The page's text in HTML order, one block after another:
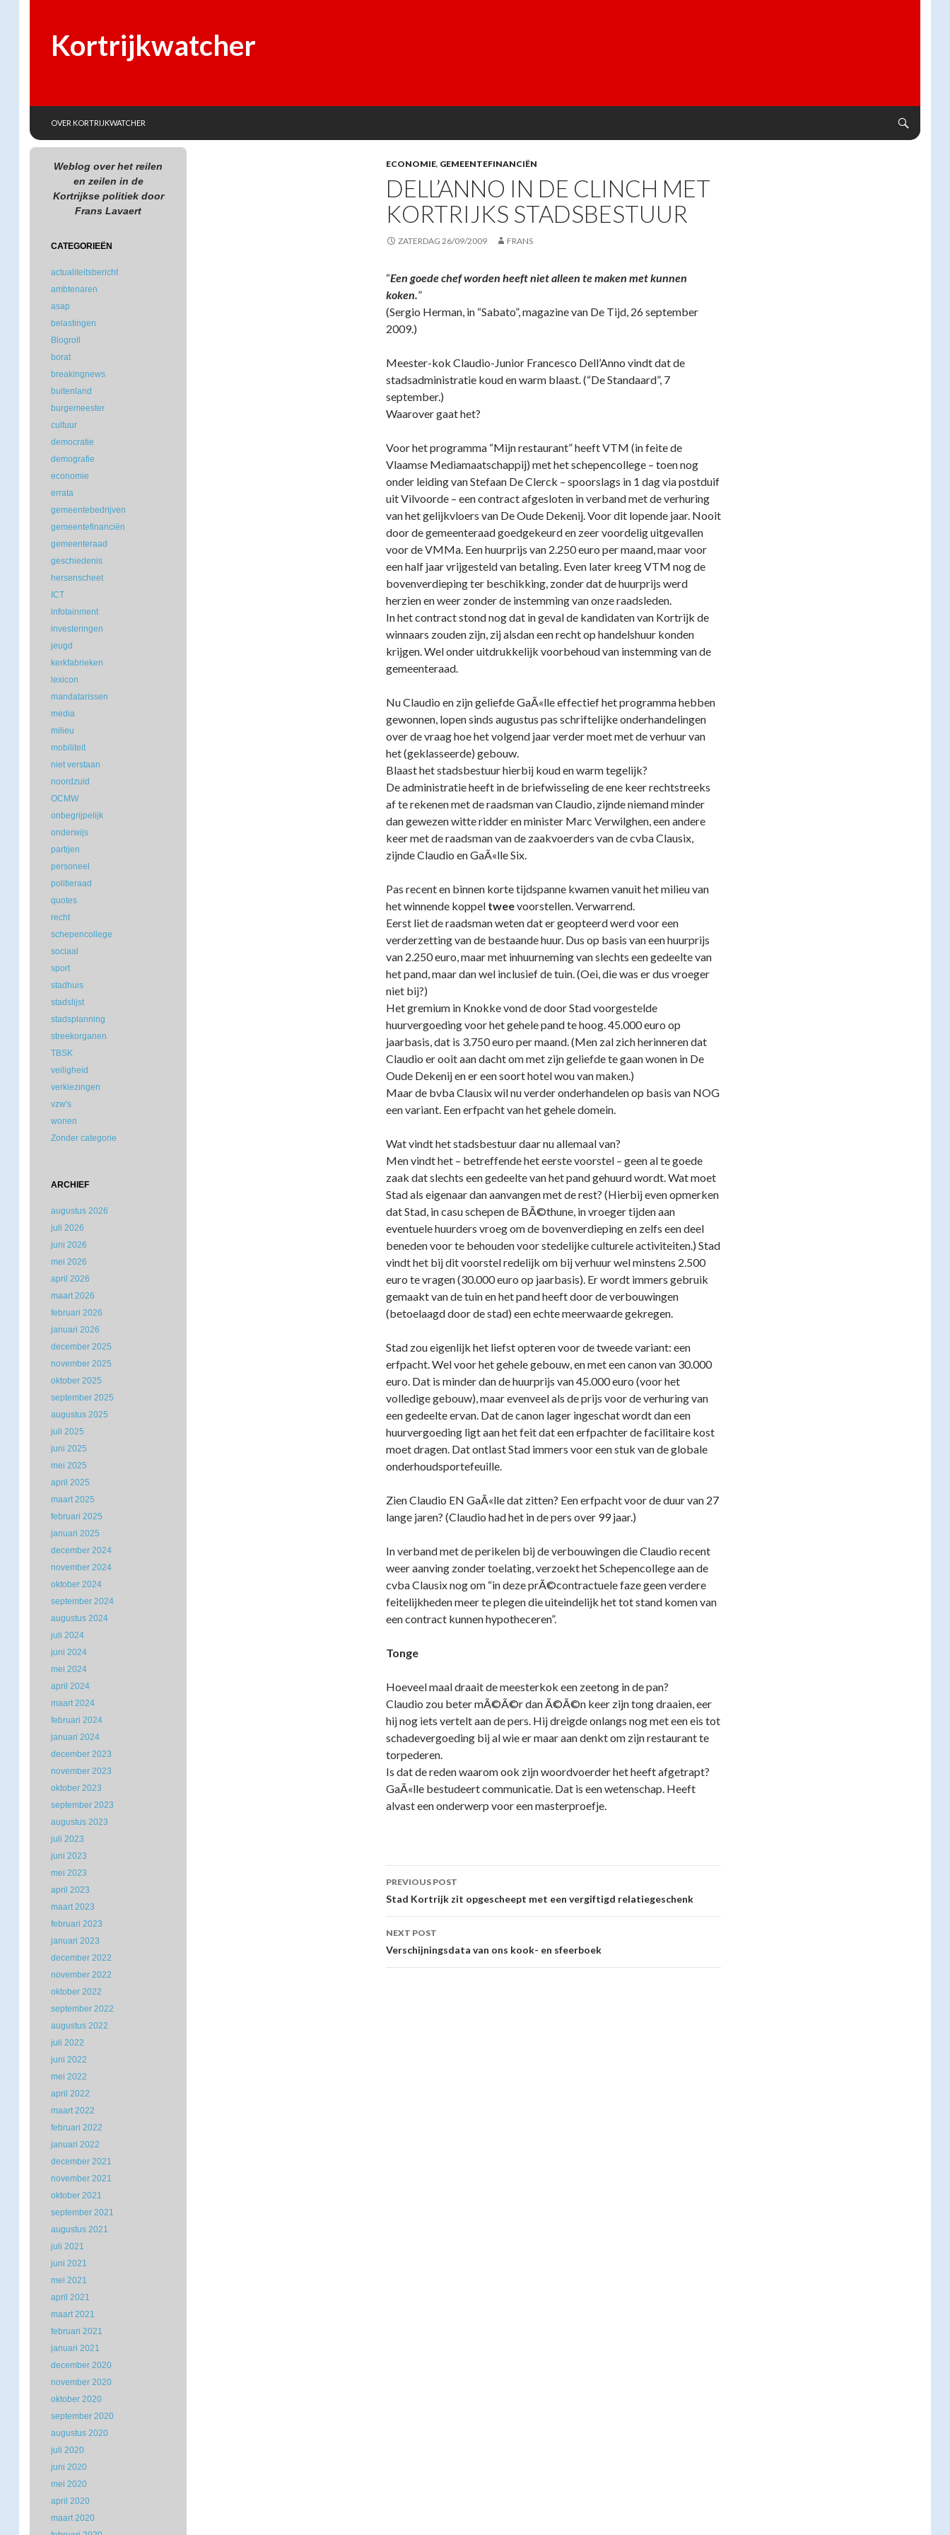
Kortrijkwatcher
OVER KORTRIJKWATCHER
ECONOMIE, GEMEENTEFINANCIËN
DELL’ANNO IN DE CLINCH MET
KORTRIJKS STADSBESTUUR
ZATERDAG 26/09/2009 FRANS
“Een goede chef worden heeft niet alleen te maken met kunnen
koken.”
(Sergio Herman, in “Sabato”, magazine van De Tijd, 26 september
2009.)
Meester-kok Claudio-Junior Francesco Dell’Anno vindt dat de
stadsadministratie koud en warm blaast. (“De Standaard”, 7
september.)
Waarover gaat het?
Voor het programma “Mijn restaurant” heeft VTM (in feite de
Vlaamse Mediamaatschappij) met het schepencollege – toen nog
onder leiding van Stefaan De Clerck – spoorslags in 1 dag via postduif
uit Vilvoorde – een contract afgesloten in verband met de verhuring
van het gelijkvloers van De Oude Dekenij. Voor dit lopende jaar. Nooit
door de gemeenteraad goedgekeurd en zeer voordelig uitgevallen
voor de VMMa. Een huurprijs van 2.250 euro per maand, maar voor
een half jaar vrijgesteld van betaling. Even later kreeg VTM nog de
bovenverdieping ter beschikking, zonder dat de huurprijs werd
herzien en weer zonder de instemming van onze raadsleden.
In het contract stond nog dat in geval de kandidaten van Kortrijk de
winnaars zouden zijn, zij alsdan een recht op handelshuur konden
krijgen. Wel onder uitdrukkelijk voorbehoud van instemming van de
gemeenteraad.
Nu Claudio en zijn geliefde GaÃ«lle effectief het programma hebben
gewonnen, lopen sinds augustus pas schriftelijke onderhandelingen
over de vraag hoe het volgend jaar verder moet met de verhuur van
het (geklasseerde) gebouw.
Blaast het stadsbestuur hierbij koud en warm tegelijk?
De administratie heeft in de briefwisseling de ene keer rechtstreeks
af te rekenen met de raadsman van Claudio, zijnde niemand minder
dan gewezen witte ridder en minister Marc Verwilghen, een andere
keer met de raadsman van de zaakvoerders van de cvba Clausix,
zijnde Claudio en GaÃ«lle Six.
Pas recent en binnen korte tijdspanne kwamen vanuit het milieu van
het winnende koppel tweevoorstellen. Verwarrend.
Eerst liet de raadsman weten dat er geopteerd werd voor een
verderzetting van de bestaande huur. Dus op basis van een huurprijs
van 2.250 euro, maar met inhuurneming van slechts een gedeelte van
het pand, maar dan wel inclusief de tuin. (Oei, die was er dus vroeger
niet bij?)
Het gremium in Knokke vond de door Stad voorgestelde
huurvergoeding voor het gehele pand te hoog. 45.000 euro op
jaarbasis, dat is 3.750 euro per maand. (Men zal zich herinneren dat
Claudio er ooit aan dacht om met zijn geliefde te gaan wonen in De
Oude Dekenij en er een soort hotel wou van maken.)
Maar de bvba Clausix wil nu verder onderhandelen op basis van NOG
een variant. Een erfpacht van het gehele domein.
Wat vindt het stadsbestuur daar nu allemaal van?
Men vindt het – betreffende het eerste voorstel – geen al te goede
zaak dat slechts een gedeelte van het pand gehuurd wordt. Wat moet
Stad als eigenaar dan aanvangen met de rest? (Hierbij even opmerken
dat Stad, in casu schepen de BÃ©thune, in vroeger tijden aan
eventuele huurders vroeg om de bovenverdieping en zelfs een deel
beneden voor te behouden voor stedelijke culturele activiteiten.) Stad
vindt het bij dit voorstel redelijk om bij verhuur wel minstens 2.500
euro te vragen (30.000 euro op jaarbasis). Er wordt immers gebruik
gemaakt van de tuin en het pand heeft door de verbouwingen
(betoelaagd door de stad) een echte meerwaarde gekregen.
Stad zou eigenlijk het liefst opteren voor de tweede variant: een
erfpacht. Wel voor het gehele gebouw, en met een canon van 30.000
euro. Dat is minder dan de huurprijs van 45.000 euro (voor het
volledige gebouw), maar evenveel als de prijs voor de verhuring van
een gedeelte ervan. Dat de canon lager ingeschat wordt dan een
huurvergoeding ligt aan het feit dat een erfpachter de facilitaire kost
moet dragen. Dat ontlast Stad immers voor een stuk van de globale
onderhoudsportefeuille.
Zien Claudio EN GaÃ«lle dat zitten? Een erfpacht voor de duur van 27
lange jaren? (Claudio had het in de pers over 99 jaar.)
In verband met de perikelen bij de verbouwingen die Claudio recent
weer aanving zonder toelating, verzoekt het Schepencollege aan de
cvba Clausix nog om “in deze prÃ©contractuele faze geen verdere
feitelijkheden meer te plegen die uiteindelijk het tot stand komen van
een contract kunnen hypotheceren”.
Tonge
Hoeveel maal draait de meesterkok een zeetong in de pan?
Claudio zou beter mÃ©Ã©r dan Ã©Ã©n keer zijn tong draaien, eer
hij nog iets vertelt aan de pers. Hij dreigde onlangs nog met een eis tot
schadevergoeding bij al wie er maar aan denkt om zijn restaurant te
torpederen.
Is dat de reden waarom ook zijn woordvoerder het heeft afgetrapt?
GaÃ«lle bestudeert communicatie. Dat is een wetenschap. Heeft
alvast een onderwerp voor een masterproefje.
Post
navigation
PREVIOUS POST
Stad Kortrijk zit opgescheept met een vergiftigd relatiegeschenk
NEXT POST
Verschijningsdata van ons kook- en sfeerboek
Weblog over het reilen
en zeilen in de
Kortrijkse politiek door
Frans Lavaert
CATEGORIEËN
actualiteitsbericht
ambtenaren
asap
belastingen
Blogroll
borat
breakingnews
buitenland
burgemeester
cultuur
democratie
demografie
economie
errata
gemeentebedrijven
gemeentefinanciën
gemeenteraad
geschiedenis
hersenscheet
ICT
infotainment
investeringen
jeugd
kerkfabrieken
lexicon
mandatarissen
media
milieu
mobiliteit
niet verstaan
noordzuid
OCMW
onbegrijpelijk
onderwijs
partijen
personeel
politieraad
quotes
recht
schepencollege
sociaal
sport
stadhuis
stadslijst
stadsplanning
streekorganen
TBSK
veiligheid
verkiezingen
vzw's
wonen
Zonder categorie
ARCHIEF
augustus 2026
juli 2026
juni 2026
mei 2026
april 2026
maart 2026
februari 2026
januari 2026
december 2025
november 2025
oktober 2025
september 2025
augustus 2025
juli 2025
juni 2025
mei 2025
april 2025
maart 2025
februari 2025
januari 2025
december 2024
november 2024
oktober 2024
september 2024
augustus 2024
juli 2024
juni 2024
mei 2024
april 2024
maart 2024
februari 2024
januari 2024
december 2023
november 2023
oktober 2023
september 2023
augustus 2023
juli 2023
juni 2023
mei 2023
april 2023
maart 2023
februari 2023
januari 2023
december 2022
november 2022
oktober 2022
september 2022
augustus 2022
juli 2022
juni 2022
mei 2022
april 2022
maart 2022
februari 2022
januari 2022
december 2021
november 2021
oktober 2021
september 2021
augustus 2021
juli 2021
juni 2021
mei 2021
april 2021
maart 2021
februari 2021
januari 2021
december 2020
november 2020
oktober 2020
september 2020
augustus 2020
juli 2020
juni 2020
mei 2020
april 2020
maart 2020